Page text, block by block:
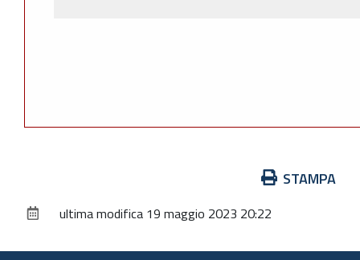
documento
STAMPA
ultima modifica 19 maggio 2023 20:22